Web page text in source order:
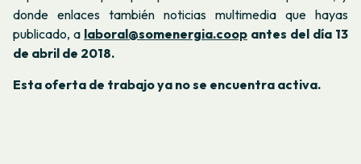
donde enlaces también noticias multimedia que hayas
publicado, a laboral@somenergia.coop antes del día 13
de abril de 2018.
Esta oferta de trabajo ya no se encuentra activa.